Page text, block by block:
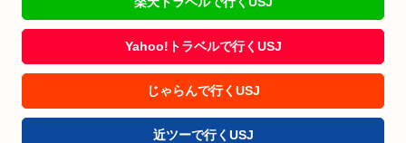
Yahoo!トラベルで行くUSJ
じゃらんで行くUSJ
近ツーで行くUSJ